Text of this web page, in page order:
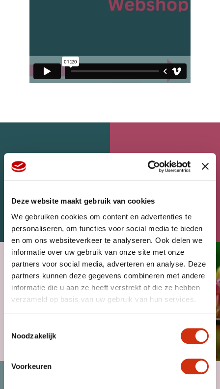
Deze website maakt gebruik van cookies
We gebruiken cookies om content en advertenties te
personaliseren, om functies voor social media te bieden
en om ons websiteverkeer te analyseren. Ook delen we
informatie over uw gebruik van onze site met onze
partners voor social media, adverteren en analyse. Deze
partners kunnen deze gegevens combineren met andere
informatie die u aan ze heeft verstrekt of die ze hebben
verzameld op basis van uw gebruik van hun services.
Noodzakelijk
Voorkeuren
WEBSHOP HOME
MAGAZINE